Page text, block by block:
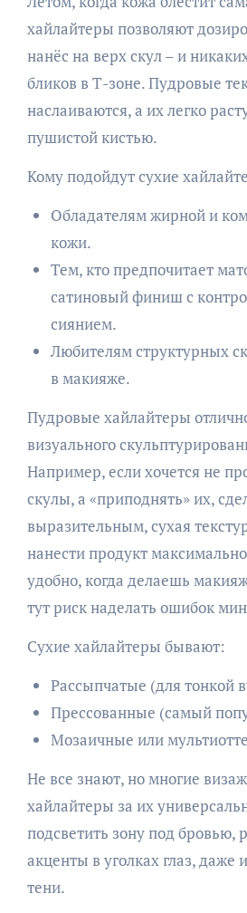
хайлайтеры позволяют
нанёс на верх скул – и
бликов в Т-зоне. Пудровые
наслаиваются, а их легко
пушистой кистью.
Кому подойдут сухие
Обладателям жирной и
кожи.
Тем, кто предпочитает
сатиновый финиш с
сиянием.
Любителям структурных
в макияже.
Пудровые хайлайтеры
визуального
Например, если хочется не
скулы, а «приподнять» их,
выразительным, сухая
нанести продукт
удобно, когда делаешь
тут риск наделать ошибок
Сухие хайлайтеры бывают:
Рассыпчатые (для тонкой
Прессованные (самый
Мозаичные или
Не все знают, но многие
хайлайтеры за их
подсветить зону под бровью,
акценты в уголках глаз, даже
тени.